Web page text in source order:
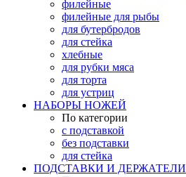
филейные
филейные для рыбы
для бутербродов
для стейка
хлебные
для рубки мяса
для торта
для устриц
НАБОРЫ НОЖЕЙ
По категории
с подставкой
без подставки
для стейка
ПОДСТАВКИ И ДЕРЖАТЕЛИ